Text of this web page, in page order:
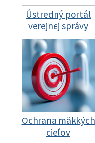
Ústredný portál
verejnej správy
Ochrana mäkkých
cieľov